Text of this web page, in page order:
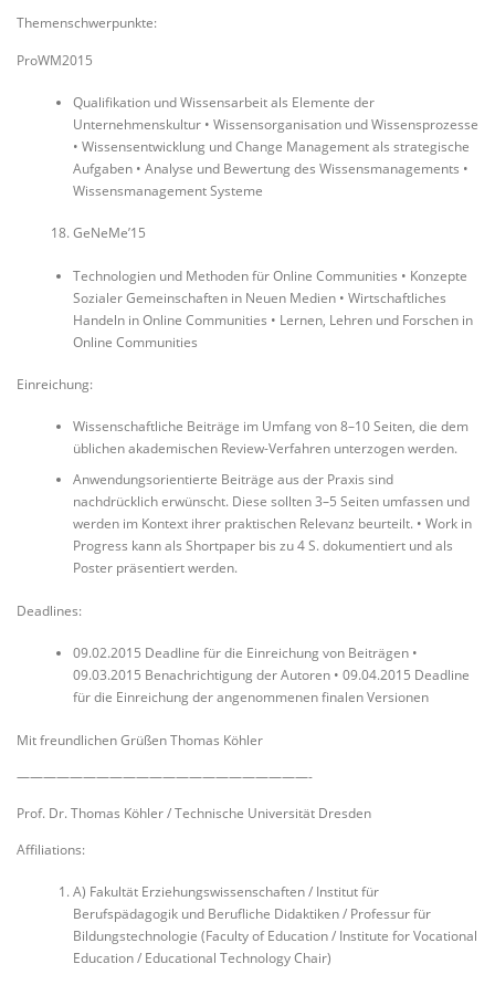
Themenschwerpunkte:
ProWM2015
Qualifikation und Wissensarbeit als Elemente der
Unternehmenskultur • Wissensorganisation und Wissensprozesse
• Wissensentwicklung und Change Management als strategische
Aufgaben • Analyse und Bewertung des Wissensmanagements •
Wissensmanagement Systeme
GeNeMe’15
Technologien und Methoden für Online Communities • Konzepte
Sozialer Gemeinschaften in Neuen Medien • Wirtschaftliches
Handeln in Online Communities • Lernen, Lehren und Forschen in
Online Communities
Einreichung:
Wissenschaftliche Beiträge im Umfang von 8–10 Seiten, die dem
üblichen akademischen Review-Verfahren unterzogen werden.
Anwendungsorientierte Beiträge aus der Praxis sind
nachdrücklich erwünscht. Diese sollten 3–5 Seiten umfassen und
werden im Kontext ihrer praktischen Relevanz beurteilt. • Work in
Progress kann als Shortpaper bis zu 4 S. dokumentiert und als
Poster präsentiert werden.
Deadlines:
09.02.2015 Deadline für die Einreichung von Beiträgen •
09.03.2015 Benachrichtigung der Autoren • 09.04.2015 Deadline
für die Einreichung der angenommenen finalen Versionen
Mit freundlichen Grüßen Thomas Köhler
——————————————————————-
Prof. Dr. Thomas Köhler / Technische Universität Dresden
Affiliations:
A) Fakultät Erziehungswissenschaften / Institut für
Berufspädagogik und Berufliche Didaktiken / Professur für
Bildungstechnologie (Faculty of Education / Institute for Vocational
Education / Educational Technology Chair)